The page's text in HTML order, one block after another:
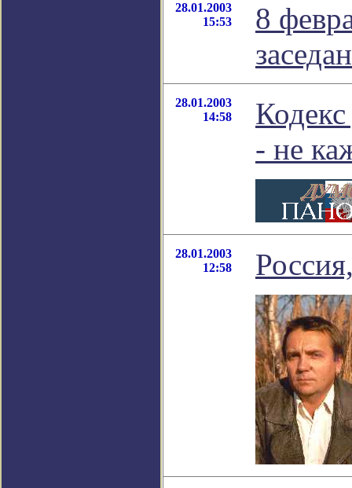
28.01.2003
15:53
8
28.01.2003
14:58
- не
28.01.2003
12:58